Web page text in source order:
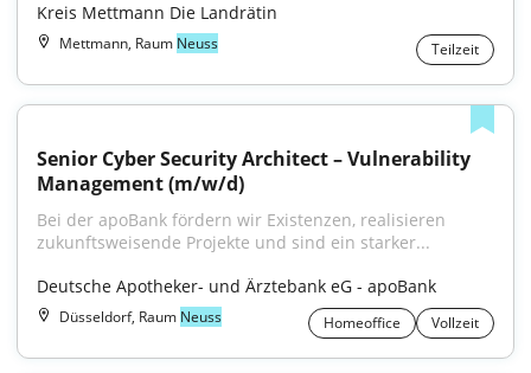
Kreis Mettmann Die Landrätin
Mettmann, Raum Neuss Teilzeit
Senior Cyber Security Architect – Vulnerability
Management (m/w/d)
Bei der apoBank fördern wir Existenzen, realisieren
zukunftsweisende Projekte und sind ein starker...
Deutsche Apotheker- und Ärztebank eG - apoBank
Düsseldorf, Raum Neuss Homeoffice Vollzeit